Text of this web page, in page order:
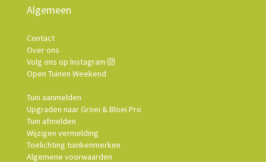
Algemeen
Contact
Over ons
Volg ons op Instagram
Open Tuinen Weekend
Tuin aanmelden
Upgraden naar Groei & Bloei Pro
Tuin afmelden
Wijzigen vermelding
Toelichting tuinkenmerken
Algemene voorwaarden